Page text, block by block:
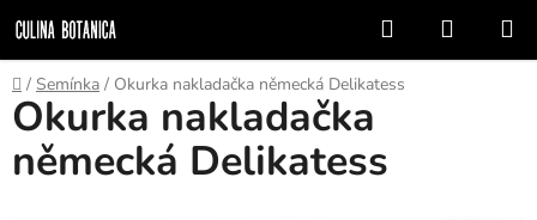
na
obsah
Hľadať
KOŠÍK
Domov
/ Semínka / Okurka nakladačka německá Delikatess
Okurka nakladačka
německá Delikatess